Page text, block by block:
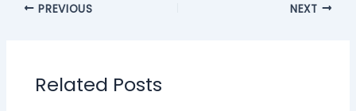
PREVIOUS NEXT
Related Posts